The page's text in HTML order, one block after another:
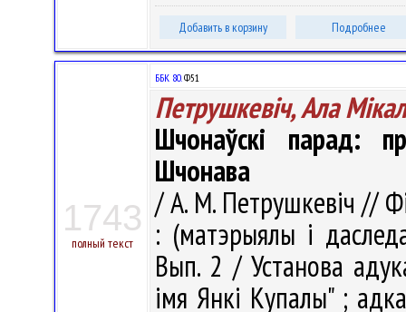
Добавить в корзину Подробнее
1743
полный текст
ББК 80.Ф51
Петрушкевіч, Ала
Шчонаўскі парад:
Шчонава
/ А. М. Петрушкевіч //
: (матэрыялы і
Вып. 2 / Установа
імя Янкі Купалы" ;